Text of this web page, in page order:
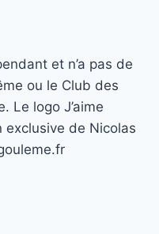
et n’a pas de
ou le Club des
Le logo J’aime
exclusive de Nicolas